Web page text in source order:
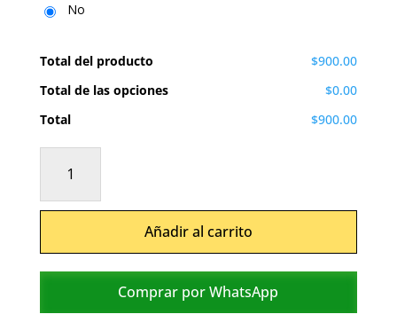
No
Total del producto
$900.00
Total de las opciones
$0.00
Total
$900.00
Ramo
y
Añadir al carrito
Comprar por WhatsApp